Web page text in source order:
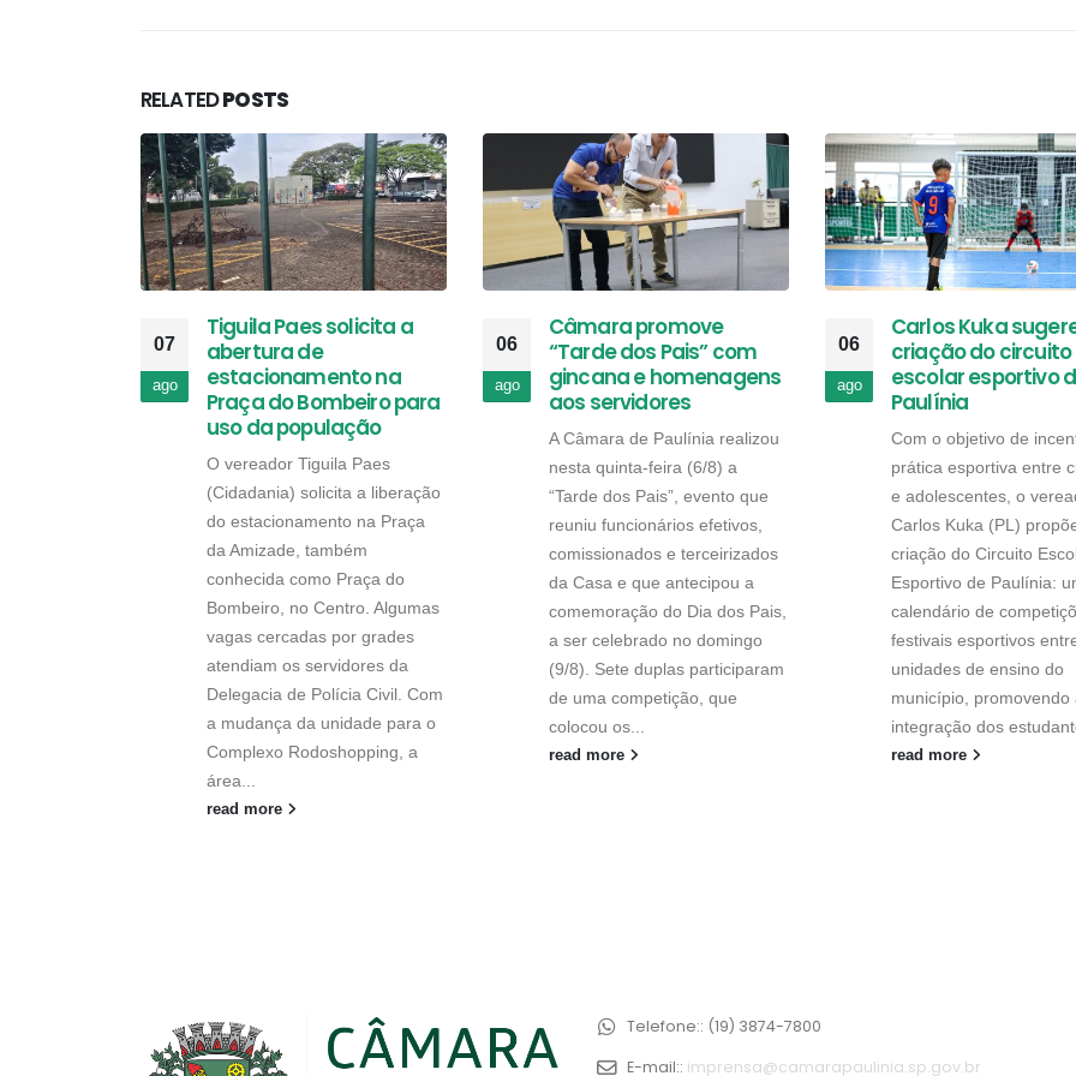
RELATEDPOSTS
07
ago
Tiguila Paes solicita a
abertura de
estacionamento na
Praça do Bombeiro para
uso da população
O vereador Tiguila Paes
(Cidadania) solicita a liberação
do estacionamento na Praça
da Amizade, também
conhecida como Praça do
Bombeiro, no Centro. Algumas
vagas cercadas por grades
atendiam os servidores da
Delegacia de Polícia Civil. Com
a mudança da unidade para o
Complexo Rodoshopping, a
área...
read more
06
ago
Câmara promove
“Tarde dos Pais” com
gincana e homenagens
aos servidores
A Câmara de Paulínia realizou
nesta quinta-feira (6/8) a
“Tarde dos Pais”, evento que
reuniu funcionários efetivos,
comissionados e terceirizados
da Casa e que antecipou a
comemoração do Dia dos Pais,
a ser celebrado no domingo
(9/8). Sete duplas participaram
de uma competição, que
colocou os...
read more
06
ago
Carlos Kuka
criação do circuito
escolar esportivo
Paulínia
Com o objetivo de
prática esportiva entre
e adolescentes, o
Carlos Kuka (PL)
criação do Circuito
Esportivo de Paulínia:
calendário de
festivais esportivos
unidades de ensino do
município, promovendo
integração dos
read more
Telefone:: (19) 3874-7800
E-mail:: imprensa@camarapaulinia.sp.gov.br